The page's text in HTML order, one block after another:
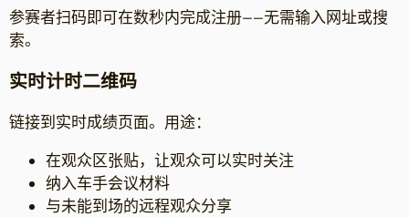
参赛者扫码即可在数秒内完成注册——无需输入网址或搜
索。
实时计时二维码
链接到实时成绩页面。用途：
在观众区张贴，让观众可以实时关注
纳入车手会议材料
与未能到场的远程观众分享